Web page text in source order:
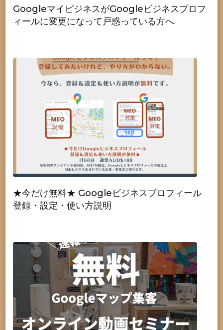
GoogleマイビジネスがGoogleビジネスプロフ
ィールに変更になって戸惑っている方へ
★今だけ無料★ Googleビジネスプロフィール
登録・設定・使い方説明